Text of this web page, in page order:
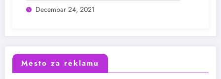
Decembar 24, 2021
Mesto za reklamu